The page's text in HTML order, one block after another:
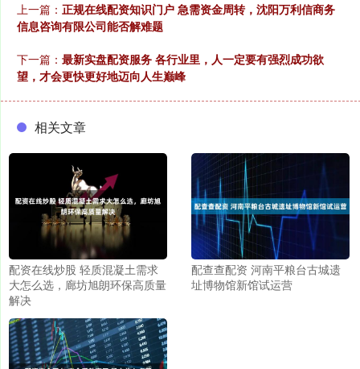
上一篇： 正规在线配资知识门户 急需资金周转，沈阳万利信商务
信息咨询有限公司能否解难题
下一篇： 最新实盘配资服务 各行业里，人一定要有强烈成功欲
望，才会更快更好地迈向人生巅峰
相关文章
配资在线炒股 轻质混凝土需求
大怎么选，廊坊旭朗环保高质量
解决
配查查配资 河南平粮台古城遗
址博物馆新馆试运营